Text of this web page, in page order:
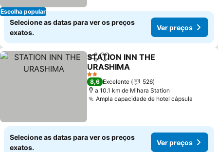
Escolha popular
Selecione as datas para ver os preços
exatos.
Ver preços
PartilharAdicionar aos favoritos
STATION INN THE
URASHIMA
Ver preços
2 Estrelas
8,6 Excelente
526
a 10.1 km de Mihara Station
Ampla capacidade de hotel cápsula
Selecione as datas para ver os preços
exatos.
Ver preços